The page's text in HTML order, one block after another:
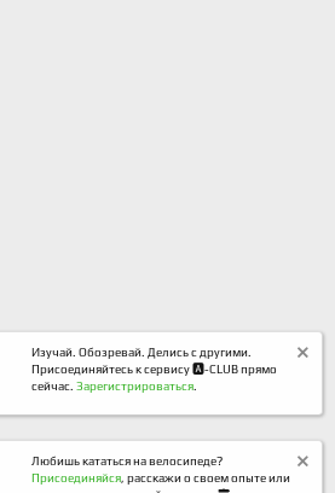
Изучай. Обозревай. Делись с другими.
Присоединяйтесь к сервису 🅰️-CLUB прямо
сейчас. Зарегистрироваться
Любишь кататься на велосипеде?
Присоединяйся, расскажи о своем опыте или